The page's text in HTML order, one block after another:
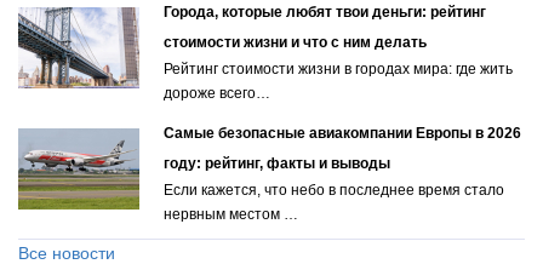
Города, которые любят твои деньги: рейтинг
стоимости жизни и что с ним делать
Рейтинг стоимости жизни в городах мира: где жить
дороже всего…
Самые безопасные авиакомпании Европы в 2026
году: рейтинг, факты и выводы
Если кажется, что небо в последнее время стало
нервным местом …
Все новости